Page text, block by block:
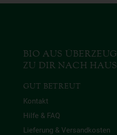
BIO AUS
ZU DIR NACH
GUT BETREUT
Kontakt
Hilfe & FAQ
Lieferung & Versandkosten